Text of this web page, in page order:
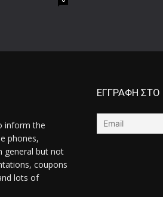
inform the
phones,
general but not
coupons
lots of
ΕΓΓΡΑΦΗ ΣΤΟ